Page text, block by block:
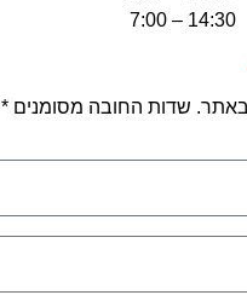
באתר. שדות החובה מסומנים *